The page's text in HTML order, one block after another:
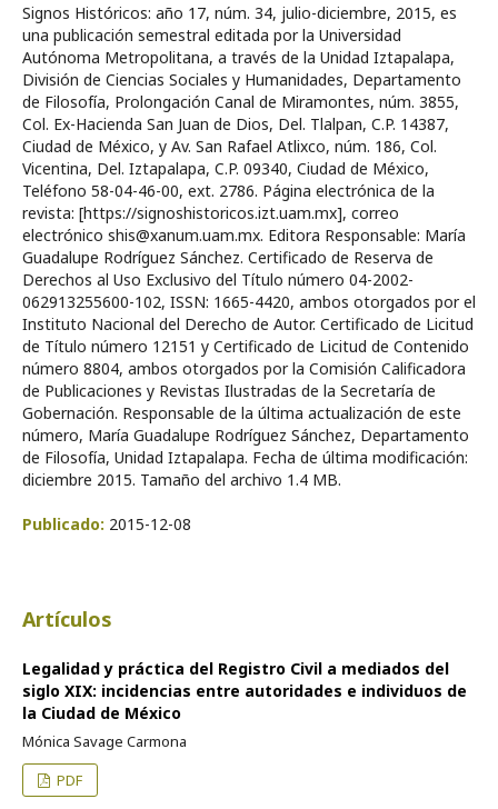
Signos Históricos: año 17, núm. 34, julio-diciembre, 2015, es
una publicación semestral editada por la Universidad
Autónoma Metropolitana, a través de la Unidad Iztapalapa,
División de Ciencias Sociales y Humanidades, Departamento
de Filosofía, Prolongación Canal de Miramontes, núm. 3855,
Col. Ex-Hacienda San Juan de Dios, Del. Tlalpan, C.P. 14387,
Ciudad de México, y Av. San Rafael Atlixco, núm. 186, Col.
Vicentina, Del. Iztapalapa, C.P. 09340, Ciudad de México,
Teléfono 58-04-46-00, ext. 2786. Página electrónica de la
revista: [https://signoshistoricos.izt.uam.mx], correo
electrónico shis@xanum.uam.mx. Editora Responsable: María
Guadalupe Rodríguez Sánchez. Certificado de Reserva de
Derechos al Uso Exclusivo del Título número 04-2002-
062913255600-102, ISSN: 1665-4420, ambos otorgados por el
Instituto Nacional del Derecho de Autor. Certificado de Licitud
de Título número 12151 y Certificado de Licitud de Contenido
número 8804, ambos otorgados por la Comisión Calificadora
de Publicaciones y Revistas Ilustradas de la Secretaría de
Gobernación. Responsable de la última actualización de este
número, María Guadalupe Rodríguez Sánchez, Departamento
de Filosofía, Unidad Iztapalapa. Fecha de última modificación:
diciembre 2015. Tamaño del archivo 1.4 MB.
Publicado: 2015-12-08
Artículos
Legalidad y práctica del Registro Civil a mediados del
siglo XIX: incidencias entre autoridades e individuos de
la Ciudad de México
Mónica Savage Carmona
PDF